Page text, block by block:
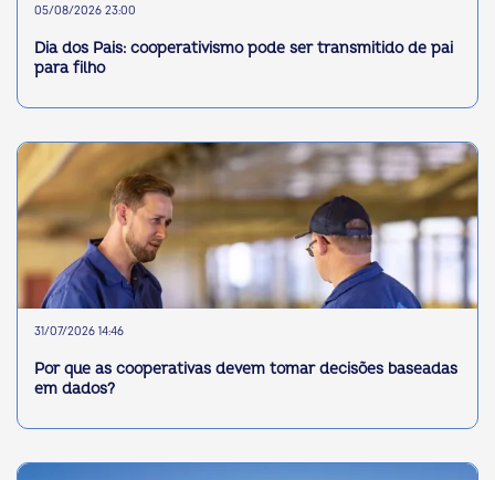
05/08/2026 23:00
Dia dos Pais: cooperativismo pode ser transmitido de pai
para filho
31/07/2026 14:46
Por que as cooperativas devem tomar decisões baseadas
em dados?